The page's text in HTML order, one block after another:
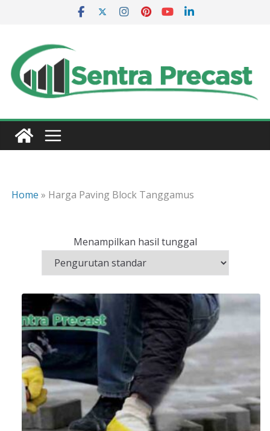
Home » Harga Paving Block Tanggamus
Menampilkan hasil tunggal